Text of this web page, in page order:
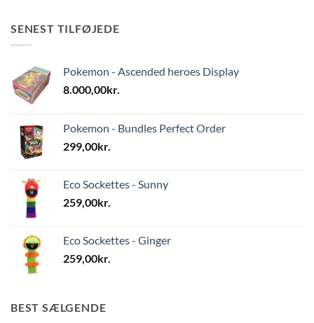
SENEST TILFØJEDE
Pokemon - Ascended heroes Display
8.000,00kr.
Pokemon - Bundles Perfect Order
299,00kr.
Eco Sockettes - Sunny
259,00kr.
Eco Sockettes - Ginger
259,00kr.
BEST SÆLGENDE